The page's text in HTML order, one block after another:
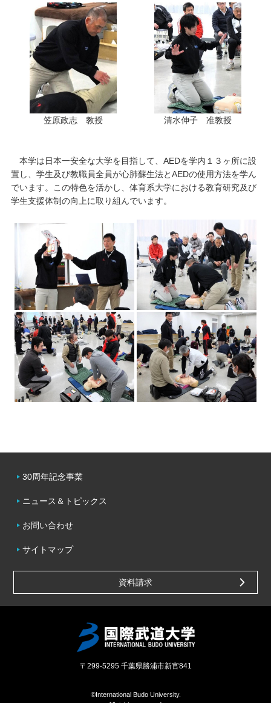
笠原政志 教授 清水伸子 准教授
本学は日本一安全な大学を目指して、AEDを学内１３ヶ所に設
置し、学生及び教職員全員が心肺蘇生法とAEDの使用方法を学ん
でいます。この特色を活かし、体育系大学における教育研究及び
学生支援体制の向上に取り組んでいます。
30周年記念事業
ニュース＆トピックス
お問い合わせ
サイトマップ
資料請求
〒299-5295 千葉県勝浦市新官841
©International Budo University.